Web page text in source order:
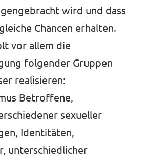
wird und dass
Chancen erhalten.
vor allem die
folgender Gruppen
realisieren:
Betroffene,
sexueller
Identitäten,
unterschiedlicher